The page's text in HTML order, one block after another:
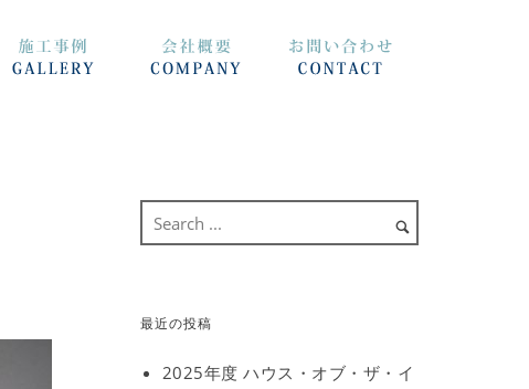
最近の投稿
2025年度 ハウス・オブ・ザ・イ